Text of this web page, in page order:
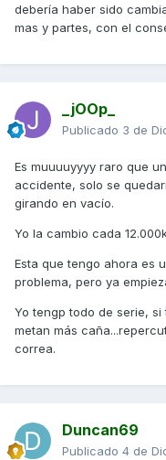
debería haber sido
mas y partes, con el
_jOOp_
Publicado 3 de
Es muuuuyyyy raro que
accidente, solo se
girando en vacío.
Yo la cambio cada
Esta que tengo ahora es
problema, pero ya
Yo tengp todo de serie,
metan más
correa.
Duncan69
Publicado 4 de